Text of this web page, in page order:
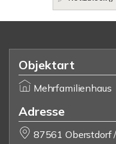
Objektart
Mehrfamilienhaus
Adresse
87561 Oberstdorf